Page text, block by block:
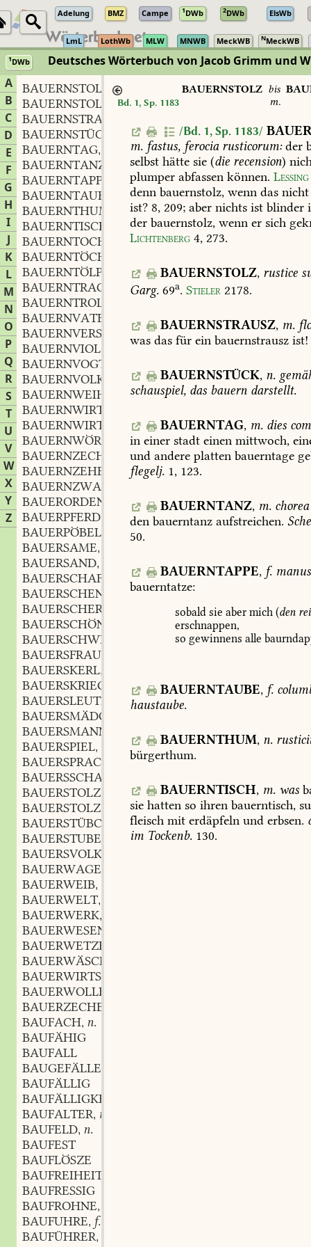
Adelung BMZ Campe 1DWb 2DWb ElsWb
LmL LothWb MLW MNWB MeckWB NMeckWB
1DWb Deutsches Wörterbuch von Jacob Grimm und
A
B
C
D
E
F
G
H
I
J
K
L
M
N
O
P
Q
R
S
T
U
V
W
X
Y
Z
BAUERNSTOLZ
BAUERNSTOLZ
BAUERNSTRAUSZ
BAUERNSTÜCK
BAUERNTAG,
BAUERNTANZ
BAUERNTAPPE
BAUERNTAUBE
BAUERNTHUM
BAUERNTISCH
BAUERNTOCHTER
,f.
BAUERNTÖCHTERLEIN
BAUERNTÖLPEL
m.
BAUERNTRACHT
f.
BAUERNTROLL
BAUERNVATERUNSER, n.
BAUERNVERSTAND, m.
BAUERNVIOL
BAUERNVOGT
BAUERNVOLK
BAUERNWEIHRAUCH
BAUERNWIRTSCHAFT
BAUERNWIRTSHAUS ,n.
BAUERNWÖRTLI
n.
BAUERNZECHE
BAUERNZEHE
BAUERNZWANG
BAUERORDEN
BAUERPFERD
BAUERPÖBEL
BAUERSAME,
BAUERSAND,
BAUERSCHAFT
BAUERSCHENKE
f.
BAUERSCHERZ
BAUERSCHÖNE
BAUERSCHWELLE
BAUERSFRAU
BAUERSKERL,
BAUERSKRIEG
BAUERSLEUTE
BAUERSMÄDCHEN
BAUERSMANN
BAUERSPIEL,
BAUERSPRACHE
f.
BAUERSSCHALKHEIT
BAUERSTOLZ
BAUERSTOLZ
BAUERSTÜBCHEN
,n.
BAUERSTUBE
BAUERSVOLK
BAUERWAGEN
BAUERWEIB,
BAUERWELT,
BAUERWERK,
BAUERWESEN
BAUERWETZEL
BAUERWÄSCHEL
BAUERWIRTSCHAFT
BAUERWOLLE
BAUERZECHE
BAUFACH, n.
BAUFÄHIG
BAUFALL
BAUGEFÄLLE
BAUFÄLLIG
BAUFÄLLIGKEIT
BAUFALTER, m.
BAUFELD, n.
BAUFEST
BAUFLÖSZE
BAUFREIHEIT
BAUFRESSIG
BAUFROHNE,
BAUFUHRE, f.
BAUFÜHRER,
Bd. 1, Sp. 1183
BAUERNSTOLZ bis
m.
/Bd. 1, Sp. 1183/
m. fastus, ferociarusticorum:der
selbst hätte sie (die recension)
plumper abfassen können. Lessing
denn bauernstolz, wenn das nicht
ist? 8, 209; aber nichts ist blinder
der bauernstolz, wenn er sich
Lichtenberg 4, 273.
BAUERNSTOLZ, rustice
Garg. 69a. Stieler 2178.
BAUERNSTRAUSZ, m.
was das für ein bauernstrausz ist!
BAUERNSTÜCK, n.
schauspiel, das bauern darstellt.
BAUERNTAG, m. dies
in einer stadt einen mittwoch,
und andere platten bauerntage
flegelj. 1, 123.
BAUERNTANZ, m. chorea
den bauerntanz aufstreichen.
50.
BAUERNTAPPE, f.
bauerntatze:
sobald sie aber mich (den
erschnappen,
so gewinnens alle
BAUERNTAUBE, f.
haustaube.
BAUERNTHUM, n.
bürgerthum.
BAUERNTISCH, m. was
sie hatten so ihren bauerntisch,
fleisch mit erdäpfeln und erbsen.
im Tockenb. 130.